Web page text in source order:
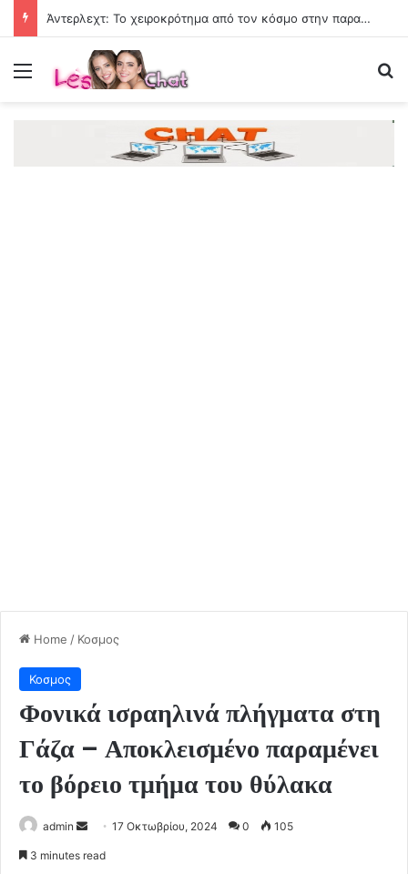
Άντερλεχτ: Το χειροκρότημα από τον κόσμο στην παρακάμερα του αγώνα
Menu
Home / Κοσμος
Κοσμος
Φονικά ισραηλινά πλήγματα στη
Γάζα – Αποκλεισμένο παραμένει
το βόρειο τμήμα του θύλακα
admin
Send17 Οκτωβρίου, 2024 0 105
3 minutes read